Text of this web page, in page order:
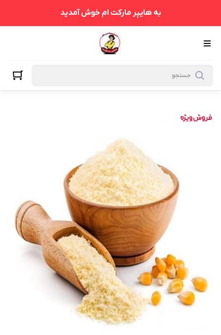
به هایپر مارکت ام خوش آمدید